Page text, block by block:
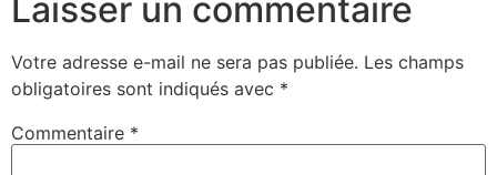
Laisser un commentaire
Votre adresse e-mail ne sera pas publiée. Les champs
obligatoires sont indiqués avec *
Commentaire *